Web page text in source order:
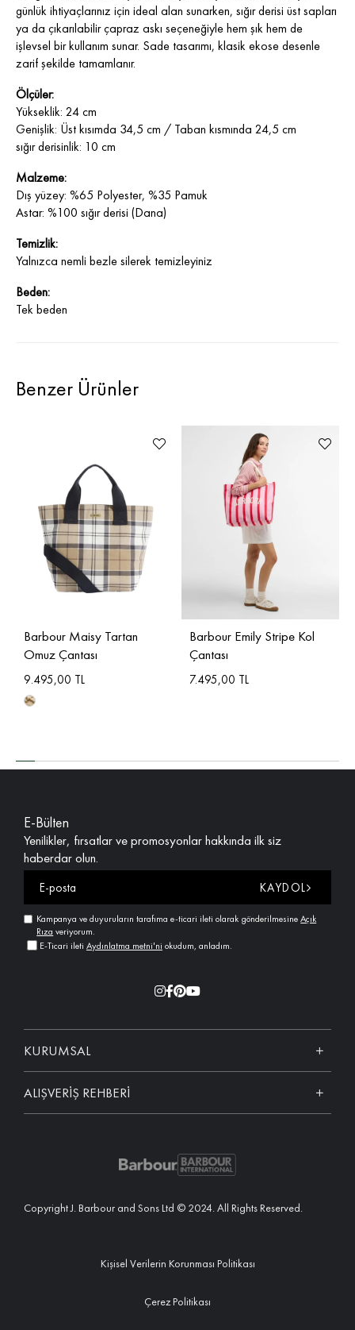
günlük ihtiyaçlarınız için ideal alan sunarken, sığır derisi üst sapları
ya da çıkarılabilir çapraz askı seçeneğiyle hem şık hem de
işlevsel bir kullanım sunar. Sade tasarımı, klasik ekose desenle
zarif şekilde tamamlanır.
Ölçüler:
Yükseklik: 24 cm
Genişlik: Üst kısımda 34,5 cm / Taban kısmında 24,5 cm
sığır derisinlik: 10 cm
Malzeme:
Dış yüzey: %65 Polyester, %35 Pamuk
Astar: %100 sığır derisi (Dana)
Temizlik:
Yalnızca nemli bezle silerek temizleyiniz
Beden:
Tek beden
Benzer Ürünler
Barbour Maisy Tartan
Omuz Çantası
9.495,00 TL
Barbour Emily Stripe Kol
Çantası
7.495,00 TL
E-Bülten
Yenilikler, fırsatlar ve promosyonlar hakkında ilk siz
haberdar olun.
KAYDOL
Kampanya ve duyuruların tarafıma e-ticari ileti olarak gönderilmesineAçık
Rıza veriyorum.
E-Ticari ileti Aydınlatma metni'ni okudum, anladım.
KURUMSAL
ALIŞVERİŞ REHBERİ
Copyright J. Barbour and Sons Ltd © 2024. All Rights Reserved.
Kişisel Verilerin Korunması Politikası
Çerez Politikası